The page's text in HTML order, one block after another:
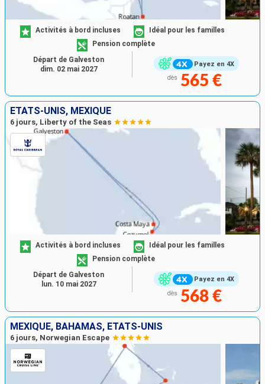
Payez en 4X
Activités à bord incluses
Idéal pour les familles
Pension complète
dès 565 €
Départ de Galveston
dim. 02 mai 2027
ÉTATS-UNIS, MEXIQUE
6 jours, Liberty of the Seas
Payez en 4X
Activités à bord incluses
Idéal pour les familles
Pension complète
dès 568 €
Départ de Galveston
lun. 10 mai 2027
MEXIQUE, BAHAMAS, ÉTATS-UNIS
6 jours, Norwegian Escape